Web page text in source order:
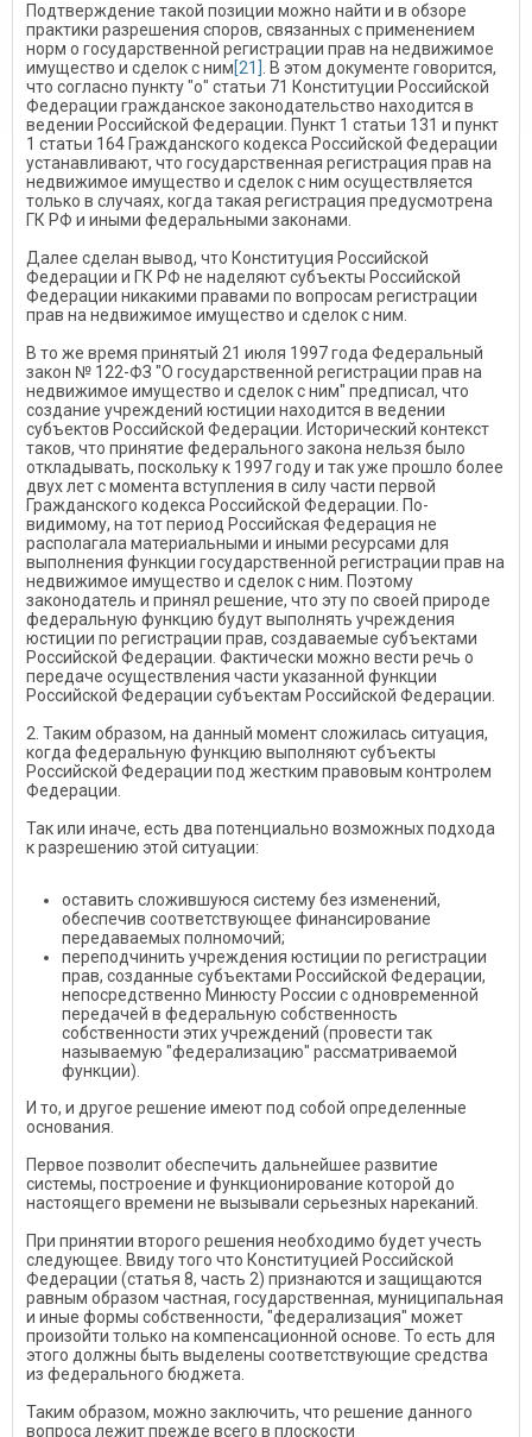
Подтверждение такой позиции можно найти и в обзоре
практики разрешения споров, связанных с применением
норм о государственной регистрации прав на недвижимое
имущество и сделок с ним[21]
. В этом документе говорится,
что согласно пункту "о" статьи 71 Конституции Российской
Федерации гражданское законодательство находится в
ведении Российской Федерации. Пункт 1 статьи 131 и пункт
1 статьи 164 Гражданского кодекса Российской Федерации
устанавливают, что государственная регистрация прав на
недвижимое имущество и сделок с ним осуществляется
только в случаях, когда такая регистрация предусмотрена
ГК РФ и иными федеральными законами.
Далее сделан вывод, что Конституция Российской
Федерации и ГК РФ не наделяют субъекты Российской
Федерации никакими правами по вопросам регистрации
прав на недвижимое имущество и сделок с ним.
В то же время принятый 21 июля 1997 года Федеральный
закон № 122-ФЗ "О государственной регистрации прав на
недвижимое имущество и сделок с ним" предписал, что
создание учреждений юстиции находится в ведении
субъектов Российской Федерации. Исторический контекст
таков, что принятие федерального закона нельзя было
откладывать, поскольку к 1997 году и так уже прошло более
двух лет с момента вступления в силу части первой
Гражданского кодекса Российской Федерации. По-
видимому, на тот период Российская Федерация не
располагала материальными и иными ресурсами для
выполнения функции государственной регистрации прав на
недвижимое имущество и сделок с ним. Поэтому
законодатель и принял решение, что эту по своей природе
федеральную функцию будут выполнять учреждения
юстиции по регистрации прав, создаваемые субъектами
Российской Федерации. Фактически можно вести речь о
передаче осуществления части указанной функции
Российской Федерации субъектам Российской Федерации.
2. Таким образом, на данный момент сложилась ситуация,
когда федеральную функцию выполняют субъекты
Российской Федерации под жестким правовым контролем
Федерации.
Так или иначе, есть два потенциально возможных подхода
к разрешению этой ситуации:
оставить сложившуюся систему без изменений,
обеспечив соответствующее финансирование
передаваемых полномочий;
переподчинить учреждения юстиции по регистрации
прав, созданные субъектами Российской Федерации,
непосредственно Минюсту России с одновременной
передачей в федеральную собственность
собственности этих учреждений (провести так
называемую "федерализацию" рассматриваемой
функции).
И то, и другое решение имеют под собой определенные
основания.
Первое позволит обеспечить дальнейшее развитие
системы, построение и функционирование которой до
настоящего времени не вызывали серьезных нареканий.
При принятии второго решения необходимо будет учесть
следующее. Ввиду того что Конституцией Российской
Федерации (статья 8, часть 2) признаются и защищаются
равным образом частная, государственная, муниципальная
и иные формы собственности, "федерализация" может
произойти только на компенсационной основе. То есть для
этого должны быть выделены соответствующие средства
из федерального бюджета.
Таким образом, можно заключить, что решение данного
вопроса лежит прежде всего в плоскости